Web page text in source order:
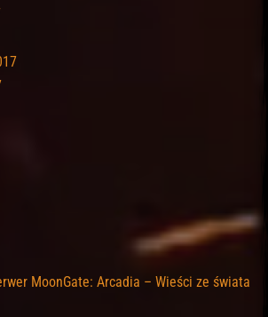
MoonGate: Arcadia – Wieści ze świata